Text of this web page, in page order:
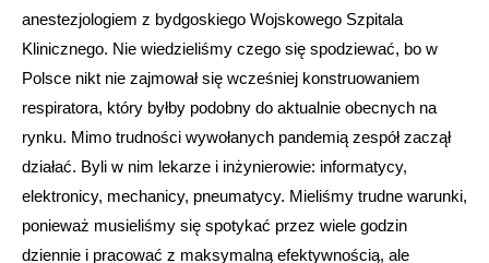
anestezjologiem z bydgoskiego Wojskowego Szpitala
Klinicznego. Nie wiedzieliśmy czego się spodziewać, bo w
Polsce nikt nie zajmował się wcześniej konstruowaniem
respiratora, który byłby podobny do aktualnie obecnych na
rynku. Mimo trudności wywołanych pandemią zespół zaczął
działać. Byli w nim lekarze i inżynierowie: informatycy,
elektronicy, mechanicy, pneumatycy. Mieliśmy trudne warunki,
ponieważ musieliśmy się spotykać przez wiele godzin
dziennie i pracować z maksymalną efektywnością, ale